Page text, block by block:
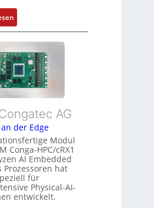
Z
u
s
t
a
n
d
ü
b
e
r
w
a
c
h
f
ü
r
m
e
h
r
i
s
t
u
n
g
:
F
l
e
x
i
b
e
E
t
h
e
r
c
a
AG
der Edge
Modul
Conga-HPC/cRX1
AI Embedded
Prozessoren hat
für
Physical-AI-
entwickelt.